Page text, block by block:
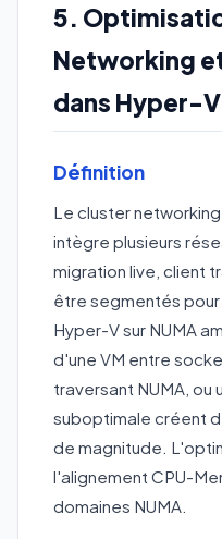
5.
Networking
dans Hyper-V
Définition
Le cluster
intègre plusieurs
migration live, client
être segmentés
Hyper-V sur NUMA
d'une VM entre
traversant NUMA, ou
suboptimale créent
de magnitude.
l'alignement CPU-
domaines NUMA.